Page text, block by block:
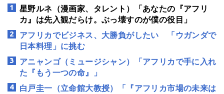
星野ルネ（漫画家、タレント）「あなたの『アフリ
カ』は先入観だらけ。ぶっ壊すのが僕の役目」
アフリカでビジネス、大勝負がしたい 「ウガンダで
日本料理」に挑む
アニャンゴ（ミュージシャン）「アフリカで手に入れ
た『もう一つの命』」
白戸圭一（立命館大教授）「『アフリカ市場の未来は